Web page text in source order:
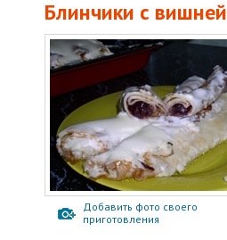
Блинчики с вишней
Добавить фото своего
приготовления